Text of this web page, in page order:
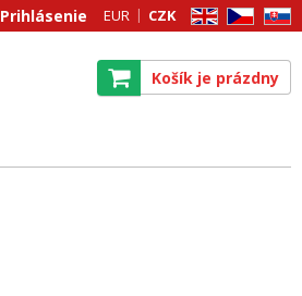
EN CZ SK
EUR CZK
Prihlásenie
Košík je prázdny